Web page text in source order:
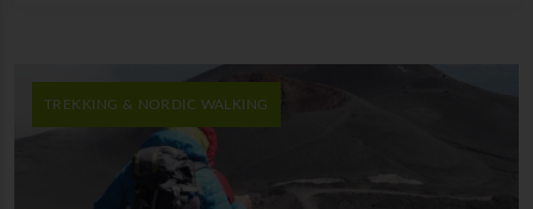
TREKKING & NORDIC WALKING